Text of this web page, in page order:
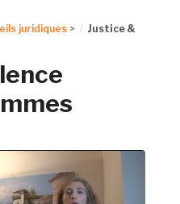
juridiques >
Justice &